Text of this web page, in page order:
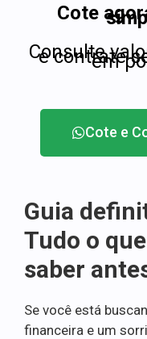
Cote
Consulte
e contrate
em
Cote e
Guia
Tudo o
saber
Se você está
financeira e um